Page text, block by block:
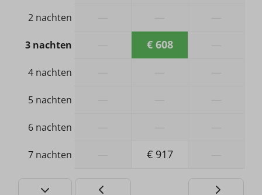
Douche
Toilet
2 nachten
3 nachten € 608
4 nachten
5 nachten
6 nachten
7 nachten € 917